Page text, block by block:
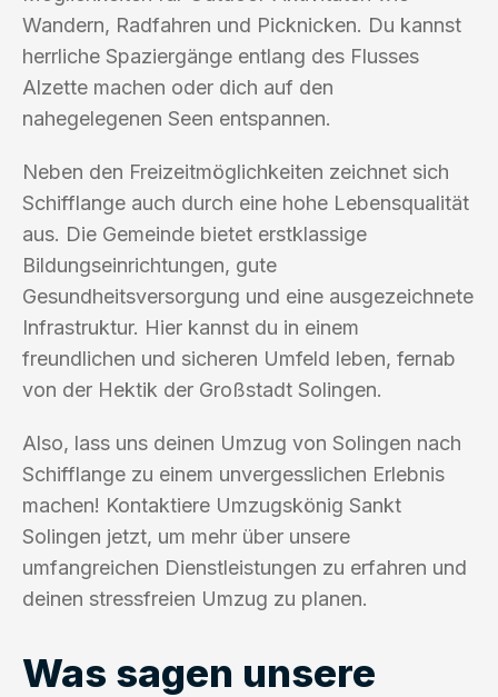
Wandern, Radfahren und Picknicken. Du kannst
herrliche Spaziergänge entlang des Flusses
Alzette machen oder dich auf den
nahegelegenen Seen entspannen.
Neben den Freizeitmöglichkeiten zeichnet sich
Schifflange auch durch eine hohe Lebensqualität
aus. Die Gemeinde bietet erstklassige
Bildungseinrichtungen, gute
Gesundheitsversorgung und eine ausgezeichnete
Infrastruktur. Hier kannst du in einem
freundlichen und sicheren Umfeld leben, fernab
von der Hektik der Großstadt Solingen.
Also, lass uns deinen Umzug von Solingen nach
Schifflange zu einem unvergesslichen Erlebnis
machen! Kontaktiere Umzugskönig Sankt
Solingen jetzt, um mehr über unsere
umfangreichen Dienstleistungen zu erfahren und
deinen stressfreien Umzug zu planen.
Was sagen unsere